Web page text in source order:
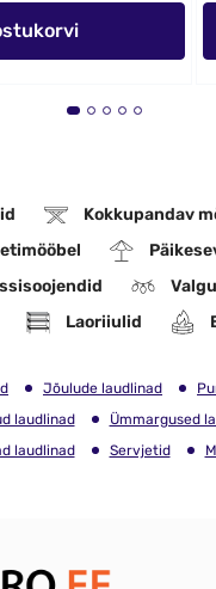
Kokkupandav
Laoriiulid
Jõulude laudlinad
laudlinad
Ümmargused
laudlinad
Servjetid